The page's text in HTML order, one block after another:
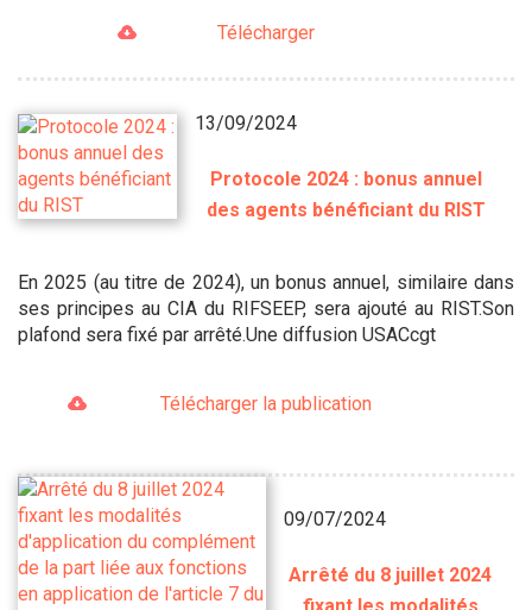
Télécharger
13/09/2024
Protocole 2024 : bonus annuel
des agents bénéficiant du RIST
En 2025 (au titre de 2024), un bonus annuel, similaire dans
ses principes au CIA du RIFSEEP, sera ajouté au RIST.Son
plafond sera fixé par arrêté.Une diffusion USACcgt
Télécharger la publication
09/07/2024
Arrêté du 8 juillet 2024